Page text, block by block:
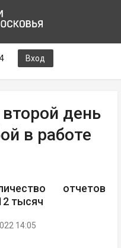
Вход
день
в работе
отчетов
тысяч
14:05